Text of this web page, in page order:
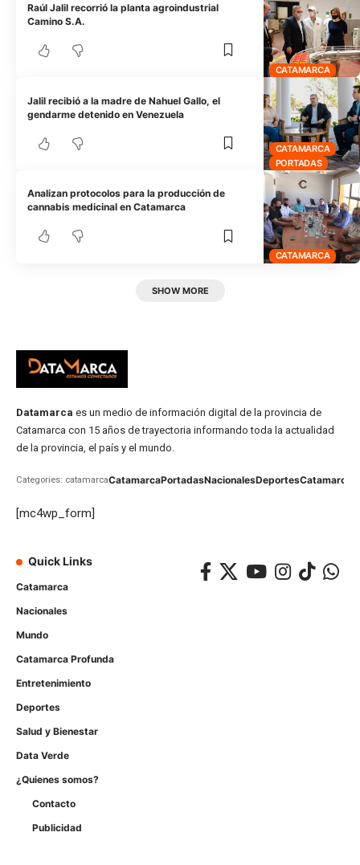
CATAMARCA
Raúl Jalil recorrió la planta agroindustrial
Camino S.A.
CATAMARCA
PORTADAS
Jalil recibió a la madre de Nahuel Gallo, el
gendarme detenido en Venezuela
CATAMARCA
Analizan protocolos para la producción de
cannabis medicinal en Catamarca
SHOW MORE
Datamarca es un medio de información digital de la provincia de
Catamarca con 15 años de trayectoria informando toda la actualidad
de la provincia, el país y el mundo.
Categories: catamarcaCatamarcaPortadasNacionalesDeportesCatamarca
[mc4wp_form]
Quick Links
Catamarca
Nacionales
Mundo
Catamarca Profunda
Entretenimiento
Deportes
Salud y Bienestar
Data Verde
¿Quienes somos?
Contacto
Publicidad